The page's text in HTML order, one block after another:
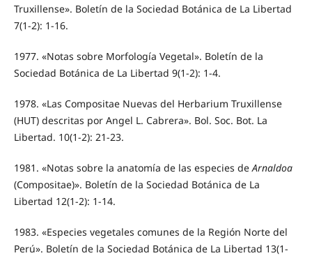
Truxillense». Boletín de la Sociedad Botánica de La Libertad
7(1-2): 1-16.
1977. «Notas sobre Morfología Vegetal». Boletín de la
Sociedad Botánica de La Libertad 9(1-2): 1-4.
1978. «Las Compositae Nuevas del Herbarium Truxillense
(HUT) descritas por Angel L. Cabrera». Bol. Soc. Bot. La
Libertad. 10(1-2): 21-23.
1981. «Notas sobre la anatomía de las especies deArnaldoa
(Compositae)». Boletín de la Sociedad Botánica de La
Libertad 12(1-2): 1-14.
1983. «Especies vegetales comunes de la Región Norte del
Perú». Boletín de la Sociedad Botánica de La Libertad 13(1-